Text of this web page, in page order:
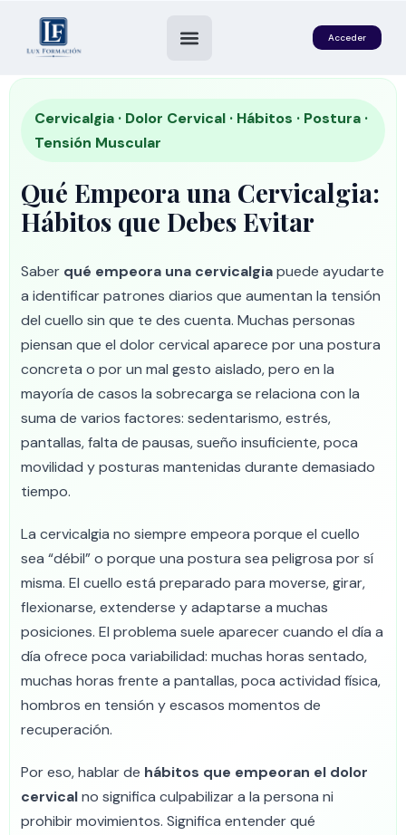
Acceder
Cervicalgia · Dolor Cervical · Hábitos · Postura ·
Tensión Muscular
Qué Empeora una Cervicalgia:
Hábitos que Debes Evitar
Saber qué empeora una cervicalgiapuede ayudarte
a identificar patrones diarios que aumentan la tensión
del cuello sin que te des cuenta. Muchas personas
piensan que el dolor cervical aparece por una postura
concreta o por un mal gesto aislado, pero en la
mayoría de casos la sobrecarga se relaciona con la
suma de varios factores: sedentarismo, estrés,
pantallas, falta de pausas, sueño insuficiente, poca
movilidad y posturas mantenidas durante demasiado
tiempo.
La cervicalgia no siempre empeora porque el cuello
sea “débil” o porque una postura sea peligrosa por sí
misma. El cuello está preparado para moverse, girar,
flexionarse, extenderse y adaptarse a muchas
posiciones. El problema suele aparecer cuando el día a
día ofrece poca variabilidad: muchas horas sentado,
muchas horas frente a pantallas, poca actividad física,
hombros en tensión y escasos momentos de
recuperación.
Por eso, hablar de hábitos que empeoran el dolor
cervicalno significa culpabilizar a la persona ni
prohibir movimientos. Significa entender qué